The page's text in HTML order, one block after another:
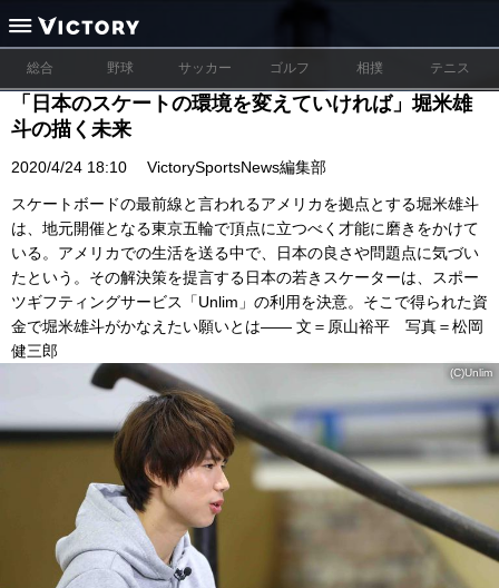
総合 野球 サッカー ゴルフ 相撲 テニス
「日本のスケートの環境を変えていければ」堀米雄
斗の描く未来
2020/4/24 18:10 VictorySportsNews編集部
スケートボードの最前線と言われるアメリカを拠点とする堀米雄斗
は、地元開催となる東京五輪で頂点に立つべく才能に磨きをかけて
いる。アメリカでの生活を送る中で、日本の良さや問題点に気づい
たという。その解決策を提言する日本の若きスケーターは、スポー
ツギフティングサービス「Unlim」の利用を決意。そこで得られた資
金で堀米雄斗がかなえたい願いとは―― 文＝原山裕平 写真＝松岡
健三郎
(C)Unlim